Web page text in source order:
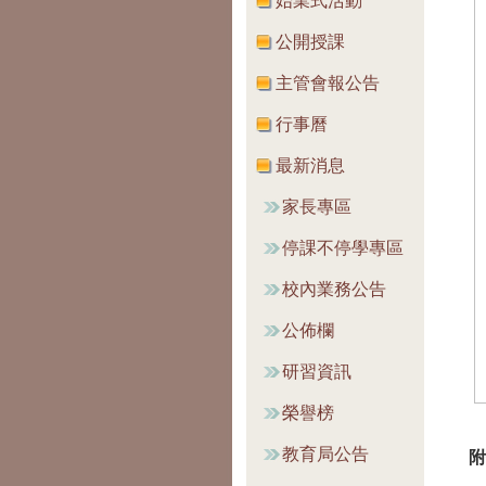
公開授課
主管會報公告
行事曆
最新消息
家長專區
停課不停學專區
校內業務公告
公佈欄
研習資訊
榮譽榜
教育局公告